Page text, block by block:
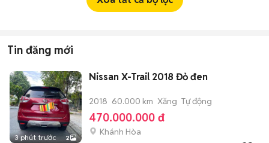
Tin đăng mới
3 phút trước 2
Nissan X-Trail 2018 Đỏ đen
2018 60.000 km Xăng Tự động
470.000.000 đ
Khánh Hòa